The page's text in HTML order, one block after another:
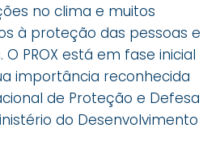
no clima e muitos
à proteção das pessoas e
PROX está em fase inicial
importância reconhecida
de Proteção e Defesa
do Desenvolvimento